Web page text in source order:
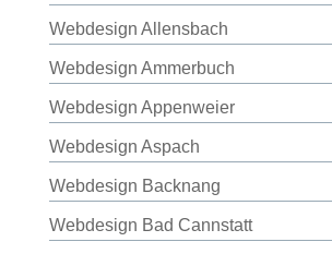
Webdesign Allensbach
Webdesign Ammerbuch
Webdesign Appenweier
Webdesign Aspach
Webdesign Backnang
Webdesign Bad Cannstatt